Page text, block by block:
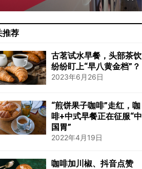
推荐
古茗试水早餐，头部茶饮
纷纷盯上“早八黄金档”？
2023年6月26日
“煎饼果子咖啡”走红，咖
啡+中式早餐正在征服“中
国胃”
2022年4月19日
咖啡加川椒、抖音点赞